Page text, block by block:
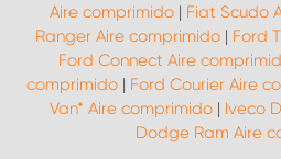
Aire comprimido| Fiat Scudo
Ranger Aire comprimido| Ford
Ford Connect Aire
comprimido| Ford Courier Aire
Van* Aire comprimido| Iveco
Dodge Ram Aire